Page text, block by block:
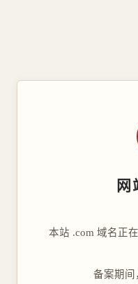
网
本站 .com 域名正
备案期间